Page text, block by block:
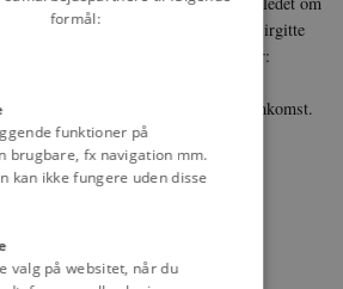
Johannes V. Jensens forfatterskab. Birgitte
som idiosynkrasi. Poul Bager:
tabte land på godt og ondt. Aage
Nobelpris : historien om en hjemkomst.
og Johannes V. Jensen
V. Jensens mytedigtning
og Anders Thyrring Andersen
formål:
funktioner på
brugbare, fx navigation mm.
kan ikke fungere uden disse
valg på websitet, når du